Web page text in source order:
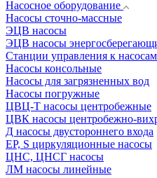
Насосное оборудование
Насосы сточно-массные
ЭЦВ насосы
ЭЦВ насосы
Станции управления к
Насосы консольные
Насосы для загрязненных вод
Насосы погружные
ЦВЦ-Т насосы центробежные
ЦВК насосы центробежно-
Д насосы двустороннего входа
EP, S циркуляционные насосы
ЦНС, ЦНСГ насосы
ЛМ насосы линейные